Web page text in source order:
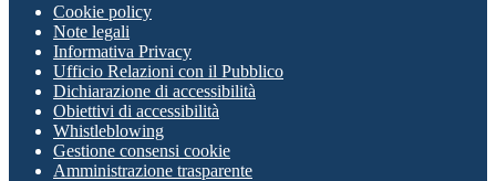
Cookie policy
Note legali
Informativa Privacy
Ufficio Relazioni con il Pubblico
Dichiarazione di accessibilità
Obiettivi di accessibilità
Whistleblowing
Gestione consensi cookie
Amministrazione trasparente